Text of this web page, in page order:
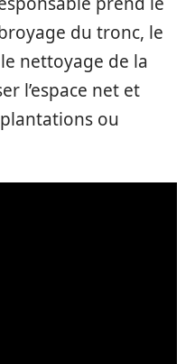
du tronc, le
nettoyage de la
l’espace net et
ou